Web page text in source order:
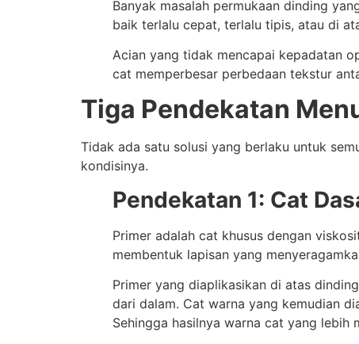
Banyak masalah permukaan dinding
baik terlalu cepat, terlalu tipis, atau di
Acian yang tidak mencapai kepadatan
cat memperbesar perbedaan tekstur
Tiga Pendekatan
Tidak ada satu solusi yang berlaku untuk
kondisinya.
Pendekatan 1: Cat
Primer adalah cat khusus dengan
membentuk lapisan yang
Primer yang diaplikasikan di atas
dari dalam. Cat warna yang kemudian
Sehingga hasilnya warna cat yang lebih